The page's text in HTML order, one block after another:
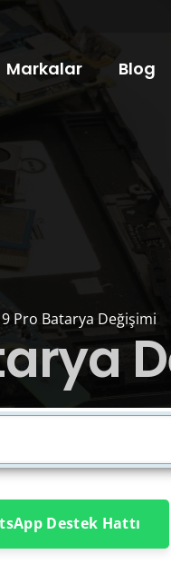
Markalar Blog
Pro Batarya Değişimi
Destek Hattı